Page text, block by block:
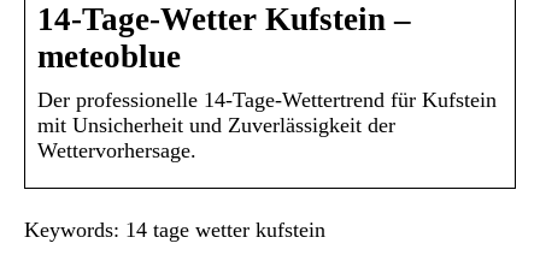
14-Tage-Wetter Kufstein –
meteoblue
Der professionelle 14-Tage-Wettertrend für Kufstein
mit Unsicherheit und Zuverlässigkeit der
Wettervorhersage.
Keywords: 14 tage wetter kufstein